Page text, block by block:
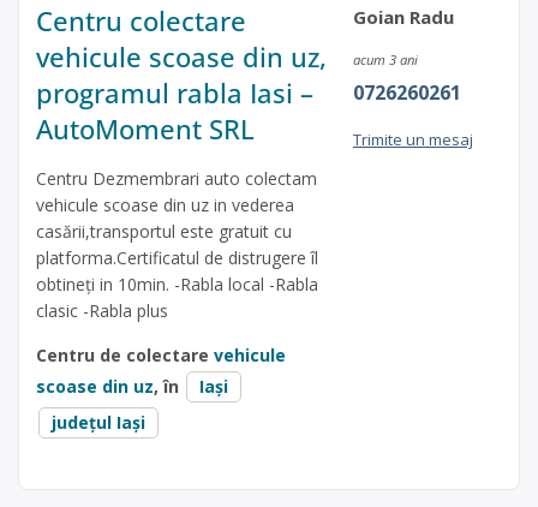
Centru colectare
vehicule scoase din uz,
programul rabla Iasi –
AutoMoment SRL
Centru Dezmembrari auto colectam
vehicule scoase din uz in vederea
casării,transportul este gratuit cu
platforma.Certificatul de distrugere îl
obtineți in 10min. -Rabla local -Rabla
clasic -Rabla plus
Centru de colectare vehicule
scoase din uz, în
Iași
județul Iași
Goian Radu
acum 3 ani
0726260261
Trimite un mesaj